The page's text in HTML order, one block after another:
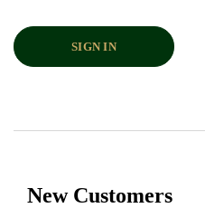
SIGN IN
New Customers